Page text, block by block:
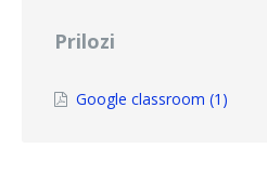
Prilozi
Google classroom (1)File